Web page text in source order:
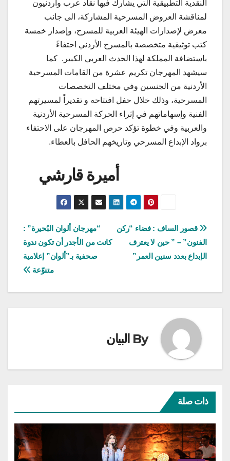
النقدية التطبيقية التي يشارك فيها نقاد عرب وأردنيون
لمناقشة العروض المسرحية المشاركة، الى جانب
معرض لإصدارات الهيئة العربية للمسرح، وإصدار خمسة
كتب توثيقية متخصصة بالمسرح الأردني احتفاءً
باستضافة المملكة لهذا الحدث العربي الكبير. كما
سيشهد المهرجان تكريم عشرة من القامات المسرحية
الأردنية من الجنسين وفي مختلف التخصصات
المسرحية، وذلك خلال حفل افتتاحه و تقديراً لمسيرتهم
الفنية وإسهاماتهم في إثراء الحركة المسرحية الأردنية
والعربية وفي خطوة تؤكد حرص المهرجان على الاحتفاء
برواد الإبداع المسرحي وتاريخهم الحافل بالعطاء.
أميرة قارشي
تصفّح
المقالات
“مهرجان ألوان البُحيرة” :
كانت من الأجدر أن تكون ندوة
صحفية بـ”ألوان” إعلامية
متنوّعة
قصور الساف : فضاء “ركن
الفنون” – ” حين لا يعترف
الإبداع بعدد سنين العمر”
By البيان
ذات صلة